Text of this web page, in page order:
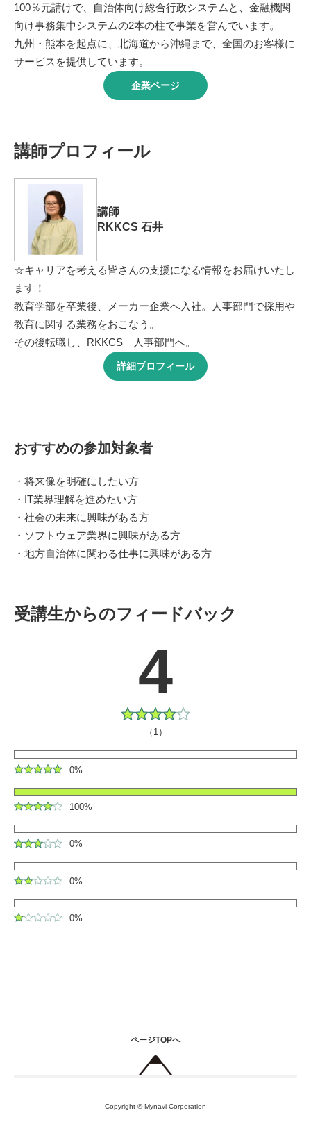
100％元請けで、自治体向け総合行政システムと、金融機関
向け事務集中システムの2本の柱で事業を営んでいます。
九州・熊本を起点に、北海道から沖縄まで、全国のお客様に
サービスを提供しています。
企業ページ
講師プロフィール
講師
RKKCS 石井
☆キャリアを考える皆さんの支援になる情報をお届けいたし
ます！
教育学部を卒業後、メーカー企業へ入社。人事部門で採用や
教育に関する業務をおこなう。
その後転職し、RKKCS 人事部門へ。
詳細プロフィール
おすすめの参加対象者
・将来像を明確にしたい方
・IT業界理解を進めたい方
・社会の未来に興味がある方
・ソフトウェア業界に興味がある方
・地方自治体に関わる仕事に興味がある方
受講生からのフィードバック
4
（1）
0%
100%
0%
0%
0%
ページTOPへ
Copyright © Mynavi Corporation